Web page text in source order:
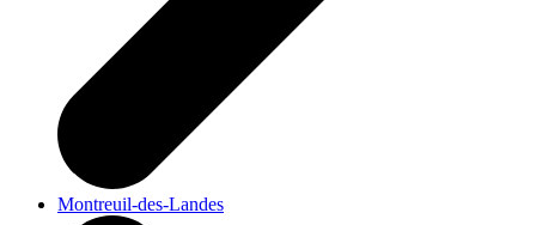
Montreuil-des-Landes